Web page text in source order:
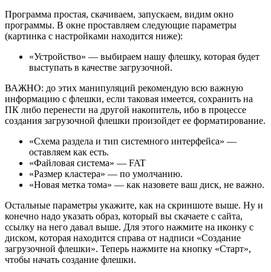
Программа простая, скачиваем, запускаем, видим окно
программы. В окне проставляем следующие параметры
(картинка с настройками находится ниже):
«Устройство» — выбираем нашу флешку, которая будет
выступать в качестве загрузочной.
ВАЖНО: до этих манипуляций рекомендую всю важную
информацию с флешки, если таковая имеется, сохранить на
ПК либо перенести на другой накопитель, ибо в процессе
создания загрузочной флешки произойдет ее форматирование.
«Схема раздела и тип системного интерфейса» —
оставляем как есть.
«Файловая система» — FAT
«Размер кластера» — по умолчанию.
«Новая метка тома» — как назовете ваш диск, не важно.
Остальные параметры укажите, как на скриншоте выше. Ну и
конечно надо указать образ, который вы скачаете с сайта,
ссылку на него давал выше. Для этого нажмите на иконку с
диском, которая находится справа от надписи «Создание
загрузочной флешки». Теперь нажмите на кнопку «Старт»,
чтобы начать создание флешки.